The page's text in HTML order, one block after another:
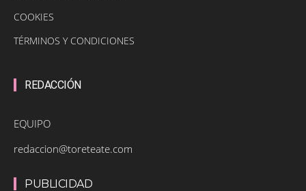
COOKIES
TÉRMINOS Y CONDICIONES
REDACCIÓN
EQUIPO
redaccion@toreteate.com
PUBLICIDAD